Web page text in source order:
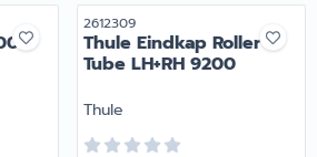
Artikelnummer
2612309
Thule Eindkap Roller
Tube LH+RH 9200
Merk:
Thule